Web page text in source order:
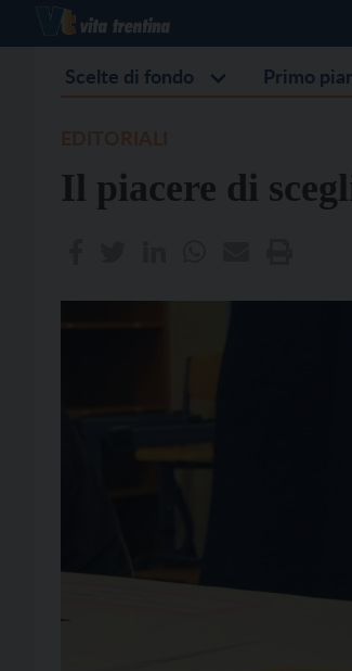
Scelte di fondo Primo
Il piacere di